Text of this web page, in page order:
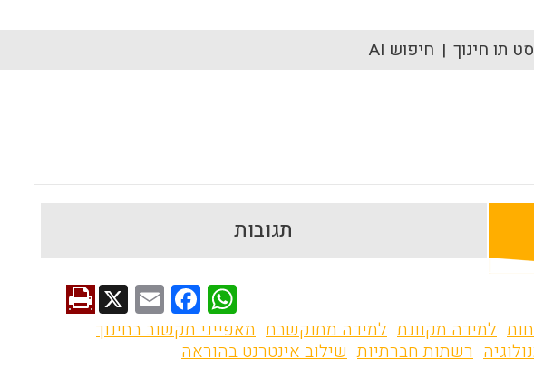
תו חינוך חיפוש AI
תגובות
W
h
at
F
a
E
m
X
למידה מקוונת למידה מתוקשבת מאפייני תקשוב בחינוך
רשתות חברתיות שילוב אינטרנט בהוראה